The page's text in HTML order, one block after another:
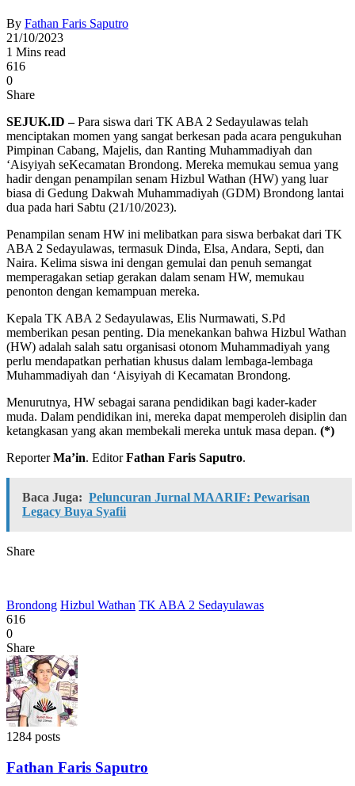
By Fathan Faris Saputro
21/10/2023
1 Mins read
616
0
Share
SEJUK.ID –Para siswa dari TK ABA 2 Sedayulawas telah
menciptakan momen yang sangat berkesan pada acara pengukuhan
Pimpinan Cabang, Majelis, dan Ranting Muhammadiyah dan
‘Aisyiyah seKecamatan Brondong. Mereka memukau semua yang
hadir dengan penampilan senam Hizbul Wathan (HW) yang luar
biasa di Gedung Dakwah Muhammadiyah (GDM) Brondong lantai
dua pada hari Sabtu (21/10/2023).
Penampilan senam HW ini melibatkan para siswa berbakat dari TK
ABA 2 Sedayulawas, termasuk Dinda, Elsa, Andara, Septi, dan
Naira. Kelima siswa ini dengan gemulai dan penuh semangat
memperagakan setiap gerakan dalam senam HW, memukau
penonton dengan kemampuan mereka.
Kepala TK ABA 2 Sedayulawas, Elis Nurmawati, S.Pd
memberikan pesan penting. Dia menekankan bahwa Hizbul Wathan
(HW) adalah salah satu organisasi otonom Muhammadiyah yang
perlu mendapatkan perhatian khusus dalam lembaga-lembaga
Muhammadiyah dan ‘Aisyiyah di Kecamatan Brondong.
Menurutnya, HW sebagai sarana pendidikan bagi kader-kader
muda. Dalam pendidikan ini, mereka dapat memperoleh disiplin dan
ketangkasan yang akan membekali mereka untuk masa depan. (*)
ReporterMa’in. EditorFathan Faris Saputro.
Baca Juga: Peluncuran Jurnal MAARIF: Pewarisan
Legacy Buya Syafii
Share
Brondong Hizbul Wathan TK ABA 2 Sedayulawas
616
0
Share
1284 posts
Fathan Faris Saputro